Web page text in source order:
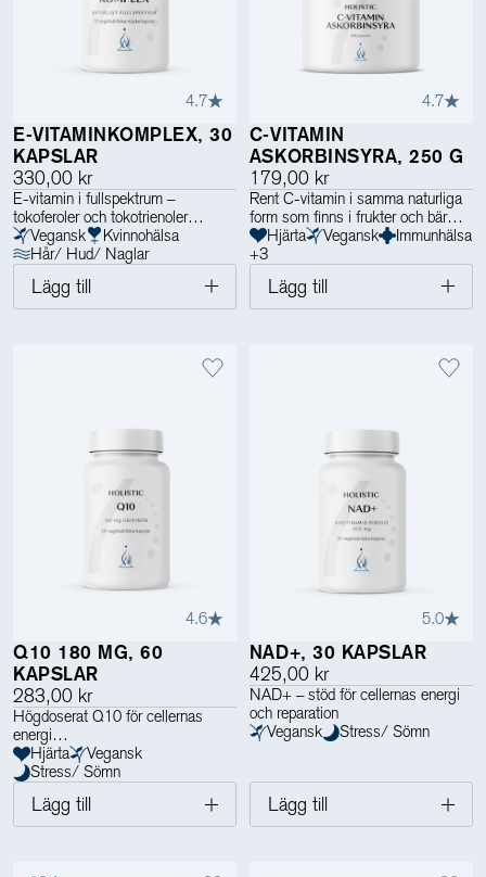
4.7
E-VITAMINKOMPLEX, 30
KAPSLAR
330,00 kr
E-vitamin i fullspektrum –
tokoferoler och tokotrienoler
Vegansk
Kvinnohälsa
Hår/ Hud/ Naglar
Lägg till
4.7
C-VITAMIN
ASKORBINSYRA, 250 G
179,00 kr
Rent C-vitamin i samma naturliga
form som finns i frukter och bär
Hjärta
Vegansk
Immunhälsa
+3
Lägg till
4.6
Q10 180 MG, 60
KAPSLAR
283,00 kr
Högdoserat Q10 för cellernas
energi
Hjärta
Vegansk
Stress/ Sömn
Lägg till
5.0
NAD+, 30 KAPSLAR
425,00 kr
NAD+ – stöd för cellernas energi
och reparation
Vegansk
Stress/ Sömn
Lägg till